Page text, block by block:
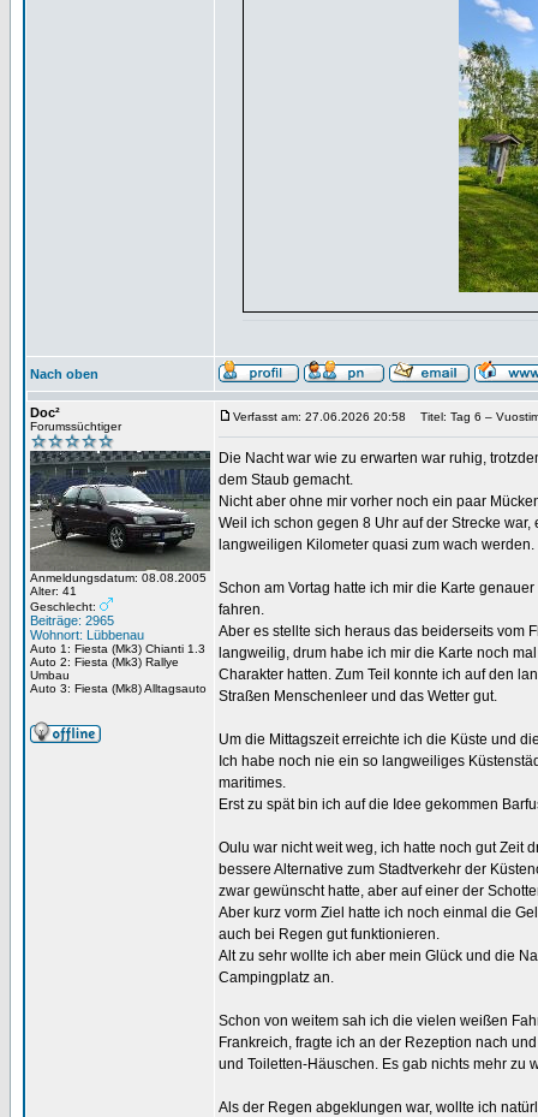
Nach oben
Doc²
Forumssüchtiger
Anmeldungsdatum: 08.08.2005
Alter: 41
Geschlecht:
Beiträge: 2965
Wohnort: Lübbenau
Auto 1: Fiesta (Mk3) Chianti 1.3
Auto 2: Fiesta (Mk3) Rallye
Umbau
Auto 3: Fiesta (Mk8) Alltagsauto
Verfasst am: 27.06.2026 20:58 Titel: Tag 6 –
Die Nacht war wie zu erwarten war ruhig,
dem Staub gemacht.
Nicht aber ohne mir vorher noch ein paar
Weil ich schon gegen 8 Uhr auf der Strecke
langweiligen Kilometer quasi zum wach werden.
Schon am Vortag hatte ich mir die Karte
fahren.
Aber es stellte sich heraus das beiderseits vom
langweilig, drum habe ich mir die Karte noch
Charakter hatten. Zum Teil konnte ich auf den
Straßen Menschenleer und das Wetter gut.
Um die Mittagszeit erreichte ich die Küste und
Ich habe noch nie ein so langweiliges
maritimes.
Erst zu spät bin ich auf die Idee gekommen
Oulu war nicht weit weg, ich hatte noch gut Zeit
bessere Alternative zum Stadtverkehr der
zwar gewünscht hatte, aber auf einer der
Aber kurz vorm Ziel hatte ich noch einmal die
auch bei Regen gut funktionieren.
Alt zu sehr wollte ich aber mein Glück und die
Campingplatz an.
Schon von weitem sah ich die vielen weißen
Frankreich, fragte ich an der Rezeption nach
und Toiletten-Häuschen. Es gab nichts mehr zu
Als der Regen abgeklungen war, wollte ich